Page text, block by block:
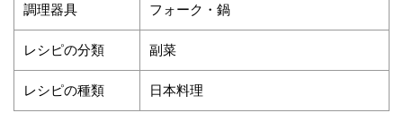
調理器具 フォーク・鍋
レシピの分類 副菜
レシピの種類 日本料理